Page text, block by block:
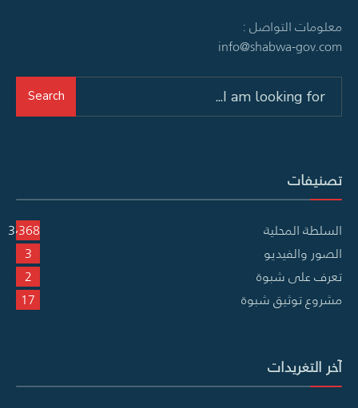
معلومات التواصل :
info@shabwa-gov.com
Search
تصنيفات
السلطة المحلية
3٬368
الصور والفيديو
3
تعرف على شبوة
2
مشروع توثيق شبوة
17
آخر التغريدات